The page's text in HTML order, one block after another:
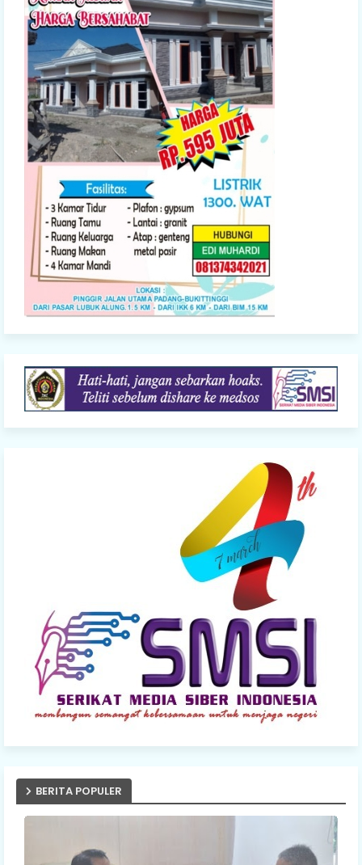
BERITA POPULER